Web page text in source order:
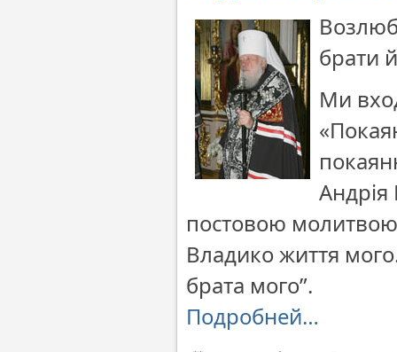
брати
Ми
постовою
Владико життя
брата мого”.
Подробней…